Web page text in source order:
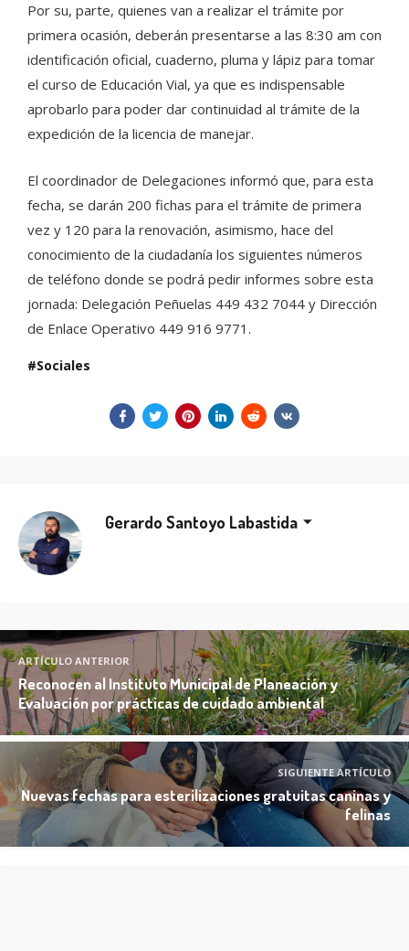
Por su, parte, quienes van a realizar el trámite por
primera ocasión, deberán presentarse a las 8:30 am con
identificación oficial, cuaderno, pluma y lápiz para tomar
el curso de Educación Vial, ya que es indispensable
aprobarlo para poder dar continuidad al trámite de la
expedición de la licencia de manejar.
El coordinador de Delegaciones informó que, para esta
fecha, se darán 200 fichas para el trámite de primera
vez y 120 para la renovación, asimismo, hace del
conocimiento de la ciudadanía los siguientes números
de teléfono donde se podrá pedir informes sobre esta
jornada: Delegación Peñuelas 449 432 7044 y Dirección
de Enlace Operativo 449 916 9771.
Sociales
Gerardo Santoyo Labastida
ARTÍCULO ANTERIOR
Reconocen al Instituto Municipal de Planeación y
Evaluación por prácticas de cuidado ambiental
SIGUIENTE ARTÍCULO
Nuevas fechas para esterilizaciones gratuitas caninas y
felinas